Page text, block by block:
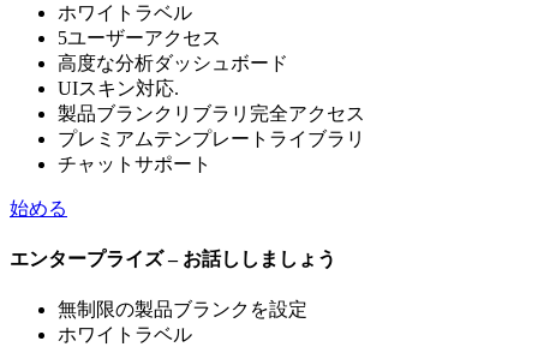
ホワイトラベル
5ユーザーアクセス
高度な分析ダッシュボード
UIスキン対応.
製品ブランクリブラリ完全アクセス
プレミアムテンプレートライブラリ
チャットサポート
始める
エンタープライズ – お話ししましょう
無制限の製品ブランクを設定
ホワイトラベル